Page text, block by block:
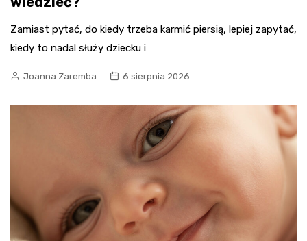
Zamiast pytać, do kiedy trzeba karmić piersią, lepiej zapytać,
kiedy to nadal służy dziecku i
Joanna Zaremba 6 sierpnia 2026